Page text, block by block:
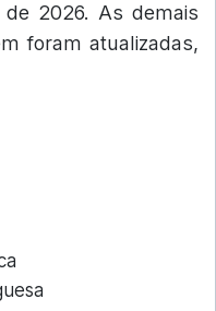
2026. As demais
foram atualizadas,